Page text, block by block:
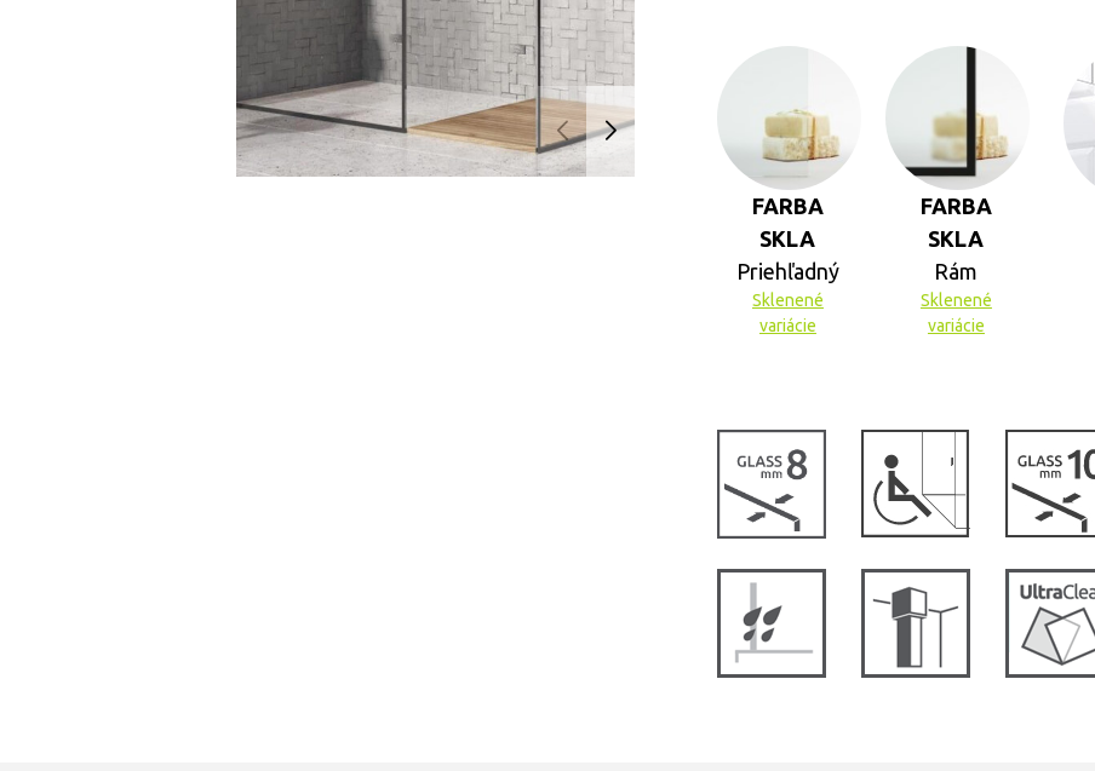
FARBA
SKLA
Priehľadný
Sklenené
variácie
FARBA
SKLA
Rám
Sklenené
variácie